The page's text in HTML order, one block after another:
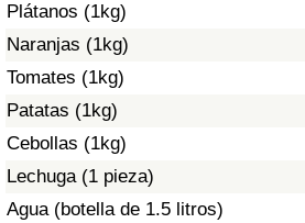
Plátanos (1kg)
Naranjas (1kg)
Tomates (1kg)
Patatas (1kg)
Cebollas (1kg)
Lechuga (1 pieza)
Agua (botella de 1.5 litros)
Índice de Contaminación (Actual)
Índice de contaminación
Índice de Contaminación por País
Tráfico